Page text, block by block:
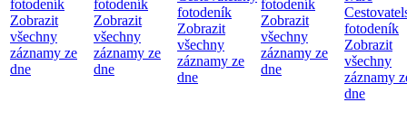
fotodeník
Zobrazit
všechny
záznamy ze
dne
fotodeník
Zobrazit
všechny
záznamy ze
dne
fotodeník
Zobrazit
všechny
záznamy ze
dne
fotodeník
Zobrazit
všechny
záznamy ze
dne
fotodeník
Zobrazit
všechny
záznamy
dne